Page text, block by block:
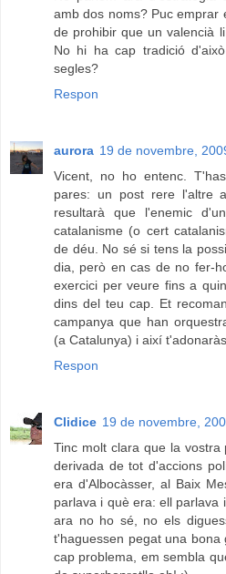
amb dos noms? Puc emprar
de prohibir que un valencià
No hi ha cap tradició
segles?
Respon
aurora 19 de novembre,
Vicent, no ho entenc.
pares: un post rere l'altre
resultarà que l'enemic
catalanisme (o cert
de déu. No sé si tens la
dia, però en cas de no fer-
exercici per veure fins a
dins del teu cap. Et
campanya que han
(a Catalunya) i així
Respon
Clidice 19 de novembre,
Tinc molt clara que la
derivada de tot d'accions
era d'Albocàsser, al Baix
parlava i què era: ell parlava
ara no ho sé, no els
t'haguessen pegat una
cap problema, em sembla